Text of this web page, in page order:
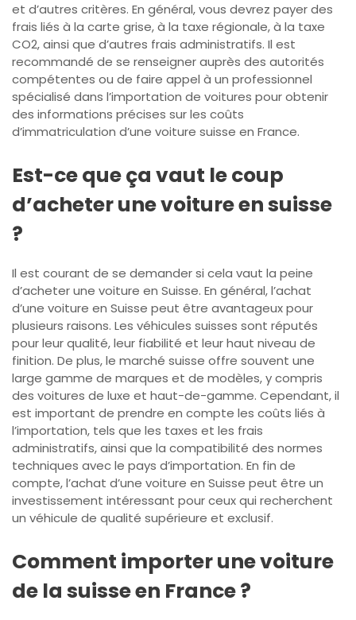
et d’autres critères. En général, vous devrez payer des
frais liés à la carte grise, à la taxe régionale, à la taxe
CO2, ainsi que d’autres frais administratifs. Il est
recommandé de se renseigner auprès des autorités
compétentes ou de faire appel à un professionnel
spécialisé dans l’importation de voitures pour obtenir
des informations précises sur les coûts
d’immatriculation d’une voiture suisse en France.
Est-ce que ça vaut le coup
d’acheter une voiture en suisse
?
Il est courant de se demander si cela vaut la peine
d’acheter une voiture en Suisse. En général, l’achat
d’une voiture en Suisse peut être avantageux pour
plusieurs raisons. Les véhicules suisses sont réputés
pour leur qualité, leur fiabilité et leur haut niveau de
finition. De plus, le marché suisse offre souvent une
large gamme de marques et de modèles, y compris
des voitures de luxe et haut-de-gamme. Cependant, il
est important de prendre en compte les coûts liés à
l’importation, tels que les taxes et les frais
administratifs, ainsi que la compatibilité des normes
techniques avec le pays d’importation. En fin de
compte, l’achat d’une voiture en Suisse peut être un
investissement intéressant pour ceux qui recherchent
un véhicule de qualité supérieure et exclusif.
Comment importer une voiture
de la suisse en France ?